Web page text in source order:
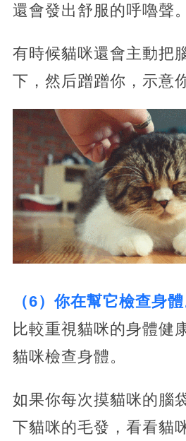
還會發出舒服的呼嚕聲。
有時候貓咪還會主動把
下，然后蹭蹭你，示意
（6）你在幫它檢查身體
比較重視貓咪的身體健
貓咪檢查身體。
如果你每次摸貓咪的腦
下貓咪的毛發，看看貓